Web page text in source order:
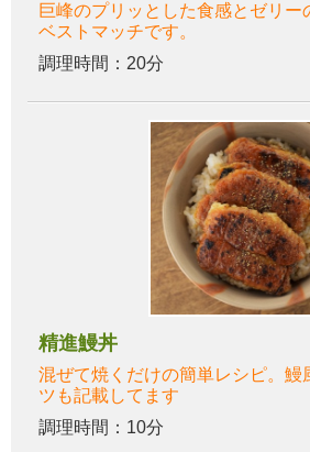
巨峰のプリッとした食感とゼリー
ベストマッチです。
調理時間：20分
精進鰻丼
混ぜて焼くだけの簡単レシピ。鰻
ツも記載してます
調理時間：10分